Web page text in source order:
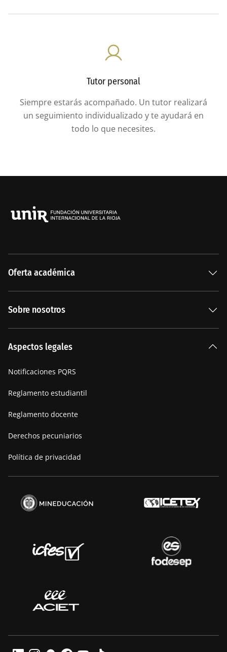
Tutor personal
Siempre estarás acompañado. Un tutor realizará
un seguimiento individualizado y te ayudará en
todo lo que necesites.
Oferta académica
Sobre nosotros
Manifiesto
Aspectos legales
Notificaciones PQRS
Reglamento estudiantil
Reglamento docente
Derechos pecuniarios
Política de privacidad